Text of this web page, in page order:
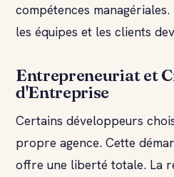
compétences
les équipes et les clients
Entrepreneuriat et
d'Entreprise
Certains développeurs
propre agence. Cette
offre une liberté totale. La